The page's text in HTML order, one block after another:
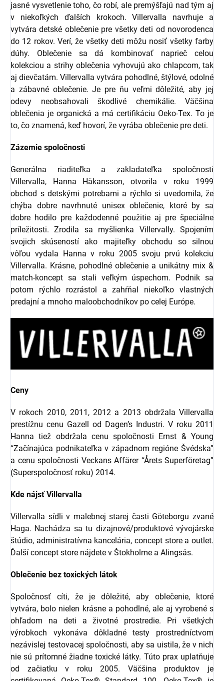
jasné vysvetlenie toho, čo robí, ale premýšľajú nad tým aj
v niekoľkých ďalších krokoch. Villervalla navrhuje a
vytvára detské oblečenie pre všetky deti od novorodenca
do 12 rokov. Verí, že všetky deti môžu nosiť všetky farby
dúhy. Oblečenie sa dá kombinovať naprieč celou
kolekciou a strihy oblečenia vyhovujú ako chlapcom, tak
aj dievčatám. Villervalla vytvára pohodlné, štýlové, odolné
a zábavné oblečenie. Je pre ňu veľmi dôležité, aby jej
odevy neobsahovali škodlivé chemikálie. Väčšina
oblečenia je organická a má certifikáciu Oeko-Tex. To je
to, čo znamená, keď hovorí, že vyrába oblečenie pre deti.
Zázemie spoločnosti
Generálna riaditeľka a zakladateľka spoločnosti
Villervalla, Hanna Håkansson, otvorila v roku 1999
obchod s detskými potrebami a rýchlo si uvedomila, že
chýba dobre navrhnuté unisex oblečenie, ktoré by sa
dobre hodilo pre každodenné použitie aj pre špeciálne
príležitosti. Zrodila sa myšlienka Villervally. Spojením
svojich skúseností ako majiteľky obchodu so silnou
vôľou vydala Hanna v roku 2005 svoju prvú kolekciu
Villervalla. Krásne, pohodlné oblečenie a unikátny mix &
match-koncept sa stali veľkým úspechom. Podnik sa
potom rýchlo rozrástol a zahŕňal niekoľko vlastných
predajní a mnoho maloobchodníkov po celej Európe.
Ceny
V rokoch 2010, 2011, 2012 a 2013 obdržala Villervalla
prestížnu cenu Gazell od Dagen’s Industri. V roku 2011
Hanna tiež obdržala cenu spoločnosti Ernst & Young
“Začínajúca podnikateľka v západnom regióne Švédska”
a cenu spoločnosti Veckans Affärer “Årets Superföretag”
(Superspoločnosť roku) 2014.
Kde nájsť Villervalla
Villervalla sídli v malebnej starej časti Göteborgu zvané
Haga. Nachádza sa tu dizajnové/produktové vývojárske
štúdio, administratívna kancelária, concept store a outlet.
Ďalší concept store nájdete v Štokholme a Alingsås.
Oblečenie bez toxických látok
Spoločnosť cíti, že je dôležité, aby oblečenie, ktoré
vytvára, bolo nielen krásne a pohodlné, ale aj vyrobené s
ohľadom na deti a životné prostredie. Pri všetkých
výrobkoch vykonáva dôkladné testy prostredníctvom
nezávislej testovacej spoločnosti, aby sa uistila, že v nich
nie sú prítomné žiadne toxické látky. Túto prax uplatňuje
od začiatku v roku 2005. Väčšina produktov je